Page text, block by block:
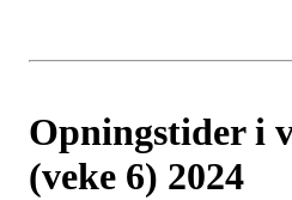
Opningstider i
(veke 6) 2024